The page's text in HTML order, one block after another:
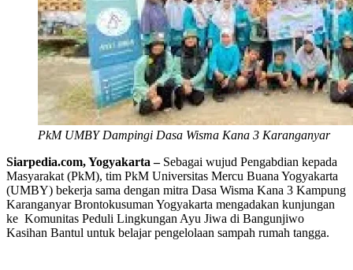
PkM UMBY Dampingi Dasa Wisma Kana 3 Karanganyar
Siarpedia.com, Yogyakarta –Sebagai wujud Pengabdian kepada
Masyarakat (PkM), tim PkM Universitas Mercu Buana Yogyakarta
(UMBY) bekerja sama dengan mitra Dasa Wisma Kana 3 Kampung
Karanganyar Brontokusuman Yogyakarta mengadakan kunjungan
ke Komunitas Peduli Lingkungan Ayu Jiwa di Bangunjiwo
Kasihan Bantul untuk belajar pengelolaan sampah rumah tangga.